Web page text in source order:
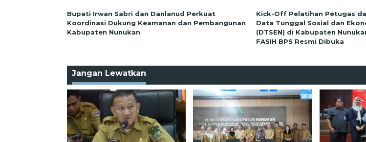
Bupati Irwan Sabri dan Danlanud Perkuat
Koordinasi Dukung Keamanan dan Pembangunan
Kabupaten Nunukan
Kick-Off Pelatihan Petugas
Data Tunggal Sosial dan
(DTSEN) di Kabupaten
FASIH BPS Resmi Dibuka
Jangan Lewatkan